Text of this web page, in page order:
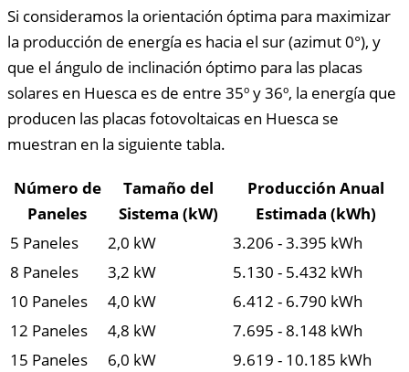
Si consideramos la orientación óptima para maximizar
la producción de energía es hacia el sur (azimut 0°), y
que el ángulo de inclinación óptimo para las placas
solares en Huesca es de entre 35º y 36º, la energía que
producen las placas fotovoltaicas en Huesca se
muestran en la siguiente tabla.
Número de
Paneles
Tamaño del
Sistema (kW)
Producción Anual
Estimada (kWh)
5 Paneles
2,0 kW
3.206 - 3.395 kWh
8 Paneles
3,2 kW
5.130 - 5.432 kWh
10 Paneles
4,0 kW
6.412 - 6.790 kWh
12 Paneles
4,8 kW
7.695 - 8.148 kWh
15 Paneles
6,0 kW 9.619 - 10.185 kWh